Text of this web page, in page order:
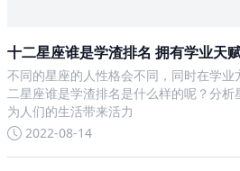
十二星座谁是学渣排名 拥有学业天
不同的星座的人性格会不同，同时在学
二星座谁是学渣排名是什么样的呢？分
为人们的生活带来活力
2022-08-14